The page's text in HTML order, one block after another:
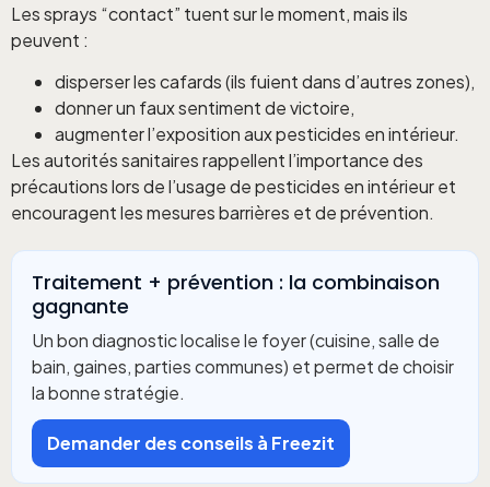
Les sprays “contact” tuent sur le moment, mais ils
peuvent :
disperser les cafards (ils fuient dans d’autres zones),
donner un faux sentiment de victoire,
augmenter l’exposition aux pesticides en intérieur.
Les autorités sanitaires rappellent l’importance des
précautions lors de l’usage de pesticides en intérieur et
encouragent les mesures barrières et de prévention.
Traitement + prévention : la combinaison
gagnante
Un bon diagnostic localise le foyer (cuisine, salle de
bain, gaines, parties communes) et permet de choisir
la bonne stratégie.
Demander des conseils à Freezit